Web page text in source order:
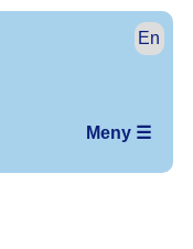
En
Meny ☰